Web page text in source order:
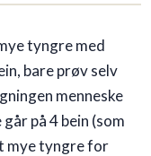
tyngre med
bare prøv selv
menneske
på 4 bein (som
mye tyngre for